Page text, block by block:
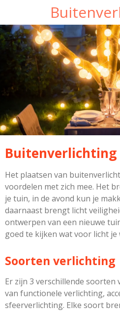
naar
de
hoofdinhoud
Buitenverlichting
Het plaatsen van
voordelen met zich mee. Het
je tuin, in de avond kun je
daarnaast brengt licht
ontwerpen van een nieuwe
goed te kijken wat voor licht je
Soorten verlichting
Er zijn 3 verschillende
van functionele verlichting,
sfeerverlichting. Elke soort